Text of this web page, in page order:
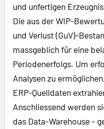
und unfertigen
Die aus der WIP-
und Verlust (GuV)-
massgeblich für eine
Periodenerfolgs. Um
Analysen zu
ERP-Quelldaten
Anschliessend werden
das Data-Warehouse -